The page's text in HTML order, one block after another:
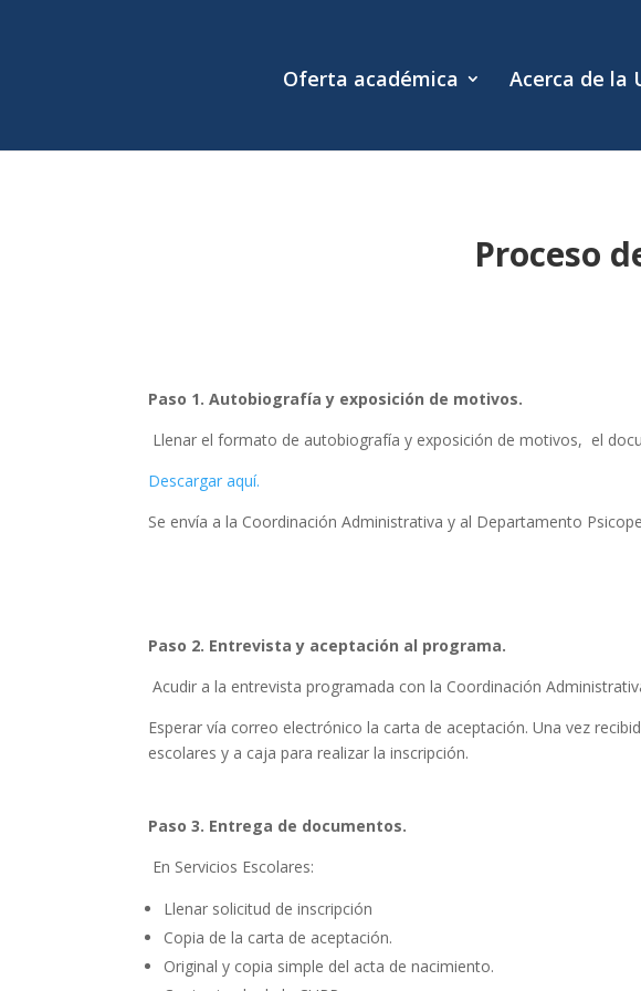
Oferta académica Acerca de la
Proceso
Paso 1. Autobiografía y exposición de motivos.
Llenar el formato de autobiografía y exposición de motivos, el
Descargar aquí.
Se envía a la Coordinación Administrativa y al Departamento
Paso 2. Entrevista y aceptación al programa.
Acudir a la entrevista programada con la Coordinación
Esperar vía correo electrónico la carta de aceptación. Una vez
escolares y a caja para realizar la inscripción.
Paso 3. Entrega de documentos.
En Servicios Escolares:
Llenar solicitud de inscripción
Copia de la carta de aceptación.
Original y copia simple del acta de nacimiento.